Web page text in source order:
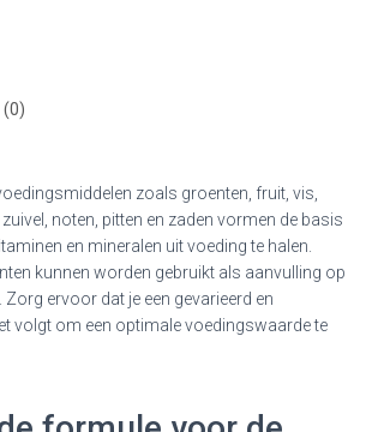
(0)
zoals groenten, fruit, vis,
noten, pitten en zaden vormen de basis
en mineralen uit voeding te halen.
kunnen worden gebruikt als aanvulling op
ervoor dat je een gevarieerd en
volgt om een optimale voedingswaarde te